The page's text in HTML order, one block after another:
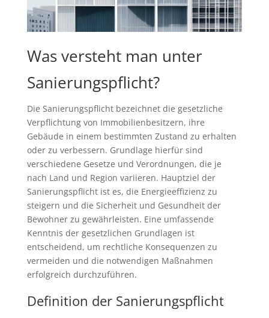
Was versteht man unter
Sanierungspflicht?
Die Sanierungspflicht bezeichnet die gesetzliche
Verpflichtung von Immobilienbesitzern, ihre
Gebäude in einem bestimmten Zustand zu erhalten
oder zu verbessern. Grundlage hierfür sind
verschiedene Gesetze und Verordnungen, die je
nach Land und Region variieren. Hauptziel der
Sanierungspflicht ist es, die Energieeffizienz zu
steigern und die Sicherheit und Gesundheit der
Bewohner zu gewährleisten. Eine umfassende
Kenntnis der gesetzlichen Grundlagen ist
entscheidend, um rechtliche Konsequenzen zu
vermeiden und die notwendigen Maßnahmen
erfolgreich durchzuführen.
Definition der Sanierungspflicht